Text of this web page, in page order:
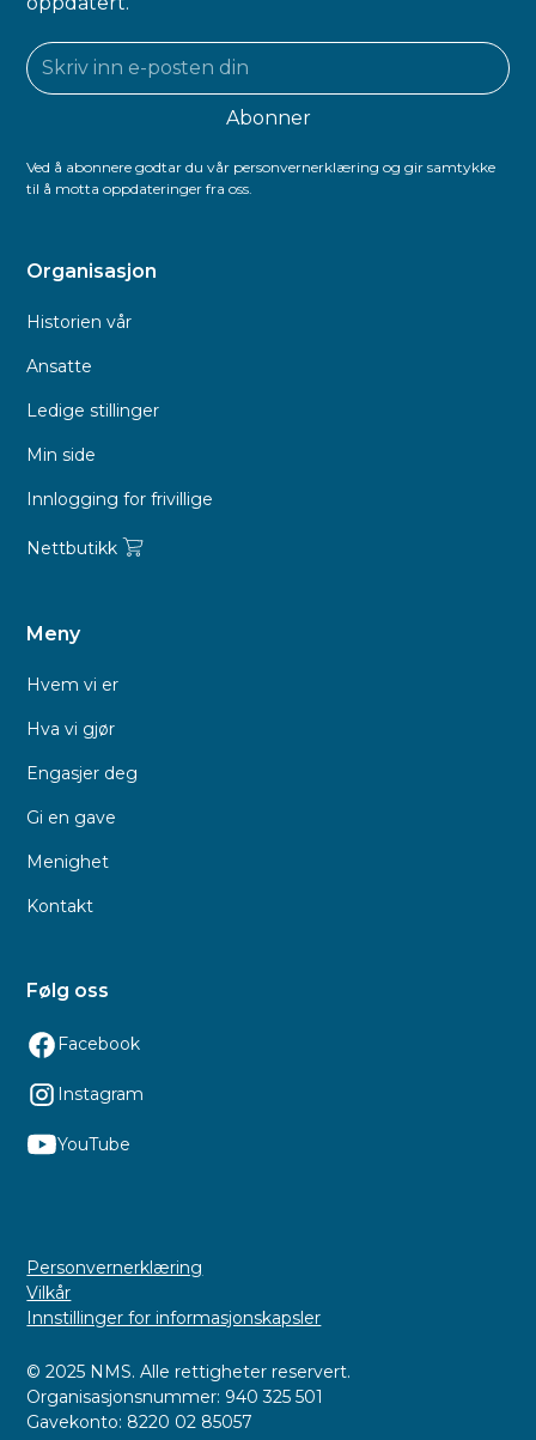
Ved å abonnere godtar du vår personvernerklæring og gir samtykke
til å motta oppdateringer fra oss.
Organisasjon
Historien vår
Ansatte
Ledige stillinger
Min side
Innlogging for frivillige
Nettbutikk
Meny
Hvem vi er
Hva vi gjør
Engasjer deg
Gi en gave
Menighet
Kontakt
Følg oss
Facebook
Instagram
YouTube
© 2025 NMS. Alle rettigheter reservert.
Organisasjonsnummer: 940 325 501
Gavekonto: 8220 02 85057
Personvernerklæring
Vilkår
Innstillinger for informasjonskapsler